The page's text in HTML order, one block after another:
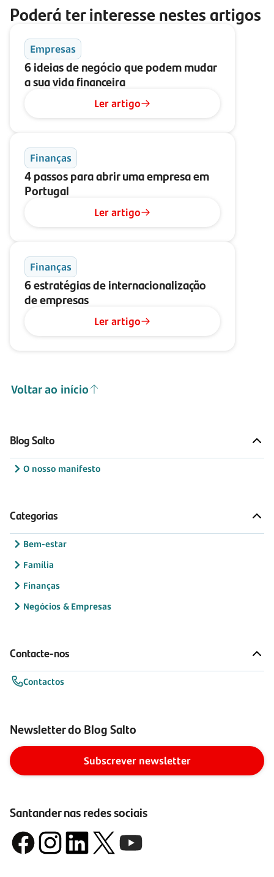
Poderá ter interesse nestes artigos
Empresas
6 ideias de negócio que podem mudar
a sua vida financeira
Ler artigo
Finanças
4 passos para abrir uma empresa em
Portugal
Ler artigo
Finanças
6 estratégias de internacionalização
de empresas
Ler artigo
Voltar ao início
Blog Salto
O nosso manifesto
Categorias
Bem-estar
Família
Finanças
Negócios & Empresas
Contacte-nos
Contactos
Newsletter do Blog Salto
Subscrever newsletter
Santander nas redes sociais